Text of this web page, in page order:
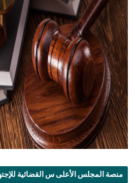
منصة المجلس الأعلى س القضائية